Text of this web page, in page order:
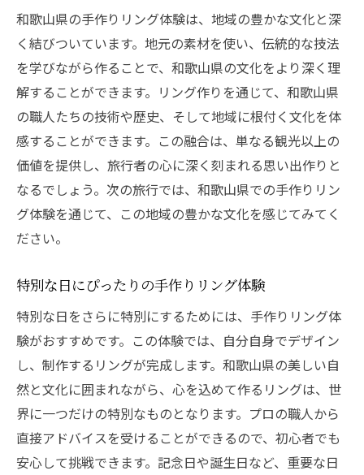
和歌山県の手作りリング体験は、地域の豊かな文化と深
く結びついています。地元の素材を使い、伝統的な技法
を学びながら作ることで、和歌山県の文化をより深く理
解することができます。リング作りを通じて、和歌山県
の職人たちの技術や歴史、そして地域に根付く文化を体
感することができます。この融合は、単なる観光以上の
価値を提供し、旅行者の心に深く刻まれる思い出作りと
なるでしょう。次の旅行では、和歌山県での手作りリン
グ体験を通じて、この地域の豊かな文化を感じてみてく
ださい。
特別な日にぴったりの手作りリング体験
特別な日をさらに特別にするためには、手作りリング体
験がおすすめです。この体験では、自分自身でデザイン
し、制作するリングが完成します。和歌山県の美しい自
然と文化に囲まれながら、心を込めて作るリングは、世
界に一つだけの特別なものとなります。プロの職人から
直接アドバイスを受けることができるので、初心者でも
安心して挑戦できます。記念日や誕生日など、重要な日